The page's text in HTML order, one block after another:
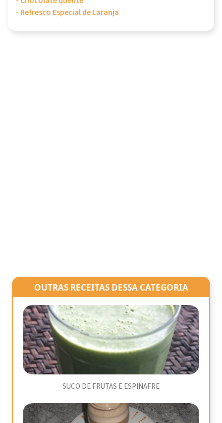
- Refresco Especial de Laranja
OUTRAS RECEITAS DESSA CATEGORIA
SUCO DE FRUTAS E ESPINAFRE